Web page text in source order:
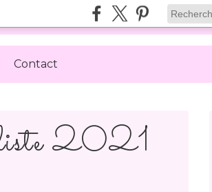
Contact
2021